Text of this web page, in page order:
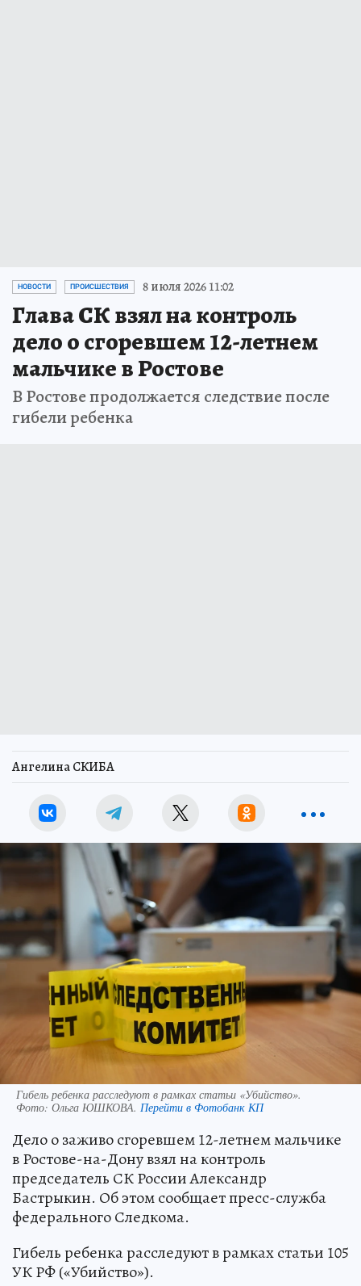
НОВОСТИ ПРОИСШЕСТВИЯ 8 июля 2026 11:02
Глава СК взял на контроль
дело о сгоревшем 12-летнем
мальчике в Ростове
В Ростове продолжается следствие после
гибели ребенка
Ангелина СКИБА
Гибель ребенка расследуют в рамках статьи «Убийство».
Фото: Ольга ЮШКОВА. Перейти в Фотобанк КП
Дело о заживо сгоревшем 12-летнем мальчике
в Ростове-на-Дону взял на контроль
председатель СК России Александр
Бастрыкин. Об этом сообщает пресс-служба
федерального Следкома.
Гибель ребенка расследуют в рамках статьи 105
УК РФ («Убийство»).